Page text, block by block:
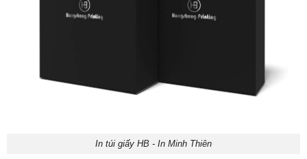
In túi giấy HB - In Minh Thiên